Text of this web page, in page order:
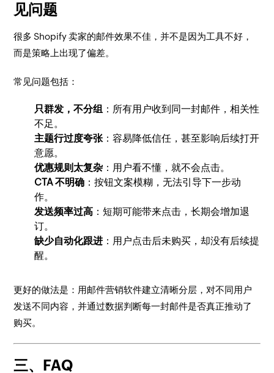
见问题
很多 Shopify 卖家的邮件效果不佳，并不是因为工具不好，
而是策略上出现了偏差。
常见问题包括：
只群发，不分组 ：所有用户收到同一封邮件，相关性
不足。
主题行过度夸张：容易降低信任，甚至影响后续打开
意愿。
优惠规则太复杂 ：用户看不懂，就不会点击。
CTA 不明确 ：按钮文案模糊，无法引导下一步动
作。
发送频率过高 ：短期可能带来点击，长期会增加退
订。
缺少自动化跟进 ：用户点击后未购买，却没有后续提
醒。
更好的做法是：用邮件营销软件建立清晰分层，对不同用户
发送不同内容，并通过数据判断每一封邮件是否真正推动了
购买。
三、FAQ